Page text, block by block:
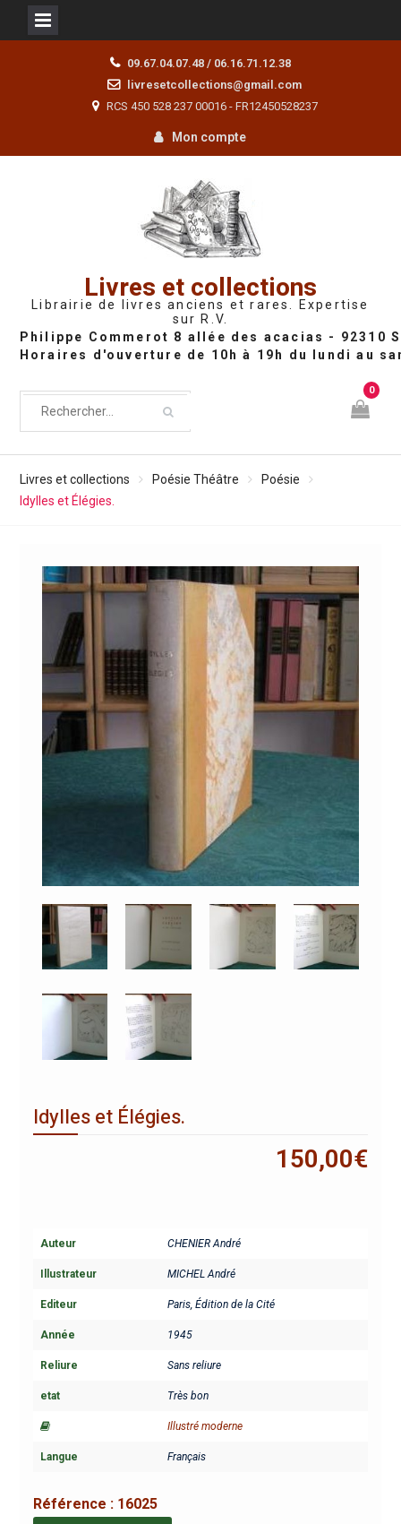
09.67.04.07.48 / 06.16.71.12.38
livresetcollections@gmail.com
RCS 450 528 237 00016 - FR12450528237
Mon compte
Livres et collections
Librairie de livres anciens et rares. Expertise
sur R.V.
0
Livres et collections Poésie Théâtre
Poésie
Idylles et Élégies.
Idylles et Élégies.
150,00€
Auteur CHENIER André
Illustrateur MICHEL André
Editeur Paris, Édition de la Cité
Année 1945
Reliure Sans reliure
etat Très bon
Illustré moderne
Langue Français
Référence : 16025